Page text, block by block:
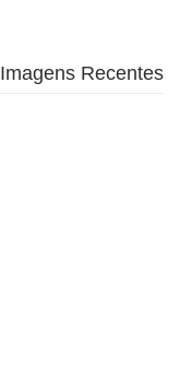
Imagens Recentes